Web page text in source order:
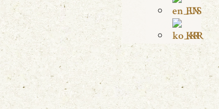
EN
KR